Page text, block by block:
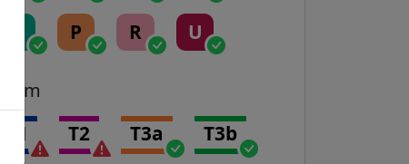
P R U
Tram
T1 T2 T3a T3b